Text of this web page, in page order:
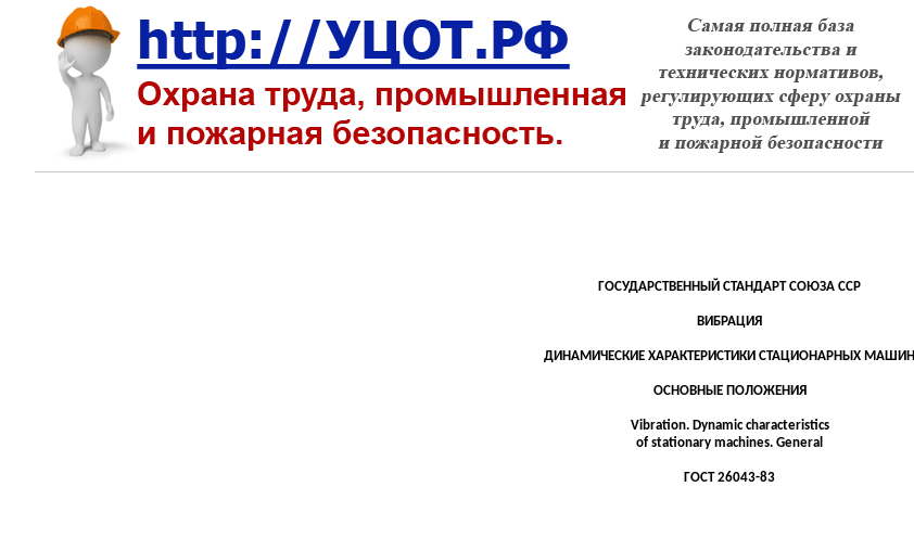
ГОСУДАРСТВЕННЫЙ СТАНДАРТ СОЮЗА ССР
ВИБРАЦИЯ
ДИНАМИЧЕСКИЕ ХАРАКТЕРИСТИКИ СТАЦИОНАРНЫХ МАШИН
ОСНОВНЫЕ ПОЛОЖЕНИЯ
Vibration.Dynamic characteristics
of stationary machines. General
ГОСТ 26043-83